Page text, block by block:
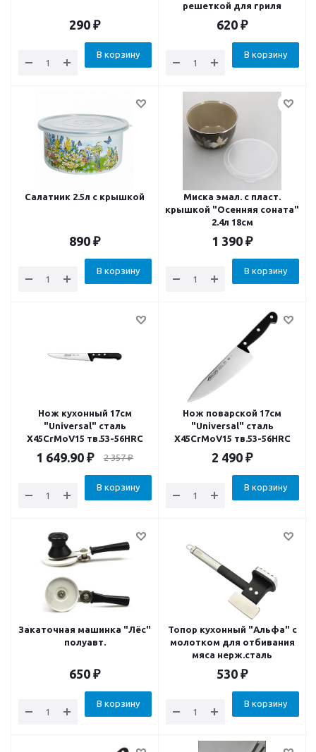
290 ₽
В корзину
решеткой для гриля
620 ₽
В корзину
Салатник 2.5л с крышкой
890 ₽
В корзину
Миска эмал. с пласт.
крышкой "Осенняя соната"
2.4л 18см
1 390 ₽
В корзину
Нож кухонный 17см
"Universal" сталь
X45CrMoV15 тв.53-56HRC
1 649.90 ₽ 2 357₽
В корзину
Нож поварской 17см
"Universal" сталь
X45CrMoV15 тв.53-56HRC
2 490 ₽
В корзину
Закаточная машинка "Лёс"
полуавт.
650 ₽
В корзину
Топор кухонный "Альфа" с
молотком для отбивания
мяса нерж.сталь
530 ₽
В корзину